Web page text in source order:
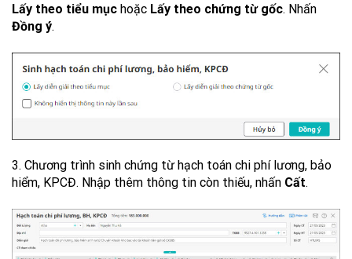
Lấy theo tiểu mục hoặc Lấy theo chứng từ gốc. Nhấn
Đồng ý.
3. Chương trình sinh chứng từ hạch toán chi phí lương, bảo
hiểm, KPCĐ. Nhập thêm thông tin còn thiếu, nhấn Cất.